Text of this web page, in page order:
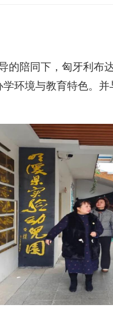
陪同下，匈牙利布
环境与教育特色。